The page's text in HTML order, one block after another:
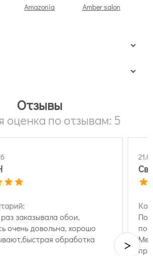
Amazonia Amber salon
Отзывы
оценка по отзывам: 5
Поломошнова
через сайт. Очень
обслуживание и цены.
помогла с выбором,
фотографии, сделала
>